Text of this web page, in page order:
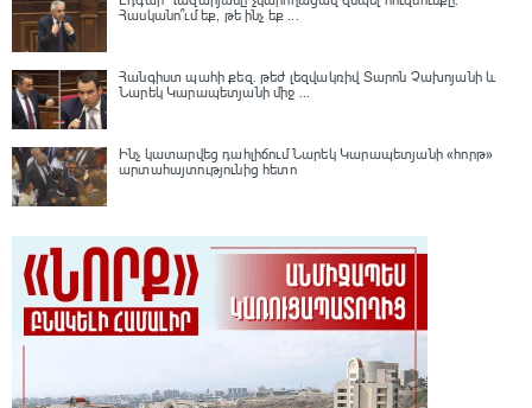
Հասկանո՞ւմ եք, թե ինչ եք ...
Հանգիստ պահի քեզ. թեժ լեզվակռիվ Տարոն Չախոյանի և
Նարեկ Կարապետյանի միջ ...
Ինչ կատարվեց դահլիճում Նարեկ Կարապետյանի «հորթ»
արտահայտությունից հետո